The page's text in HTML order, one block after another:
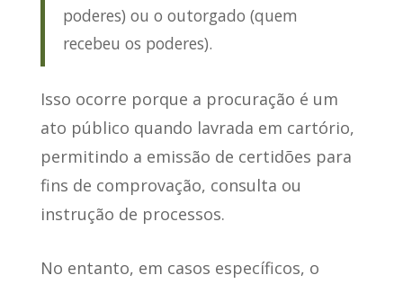
poderes) ou o outorgado (quem
recebeu os poderes).
Isso ocorre porque a procuração é um
ato público quando lavrada em cartório,
permitindo a emissão de certidões para
fins de comprovação, consulta ou
instrução de processos.
No entanto, em casos específicos, o